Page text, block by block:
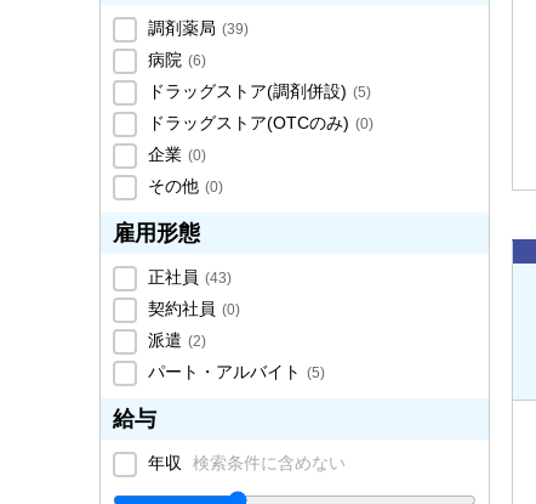
調剤薬局 (39)
病院 (6)
ドラッグストア(調剤併設) (5)
ドラッグストア(OTCのみ) (0)
企業 (0)
その他 (0)
雇用形態
正社員 (43)
契約社員 (0)
派遣 (2)
パート・アルバイト (5)
給与
年収 検索条件に含めない